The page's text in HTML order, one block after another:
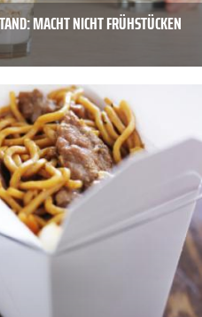
MACHT NICHT FRÜHSTÜCKEN